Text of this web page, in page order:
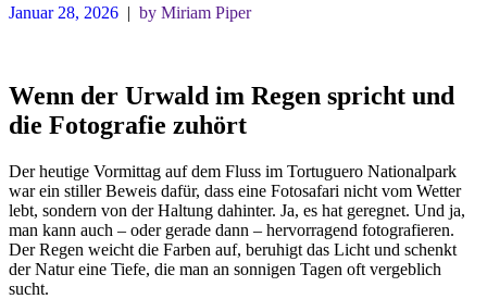
Januar 28, 2026 | by Miriam Piper
Wenn der Urwald im Regen spricht und
die Fotografie zuhört
Der heutige Vormittag auf dem Fluss im Tortuguero Nationalpark
war ein stiller Beweis dafür, dass eine Fotosafari nicht vom Wetter
lebt, sondern von der Haltung dahinter. Ja, es hat geregnet. Und ja,
man kann auch – oder gerade dann – hervorragend fotografieren.
Der Regen weicht die Farben auf, beruhigt das Licht und schenkt
der Natur eine Tiefe, die man an sonnigen Tagen oft vergeblich
sucht.